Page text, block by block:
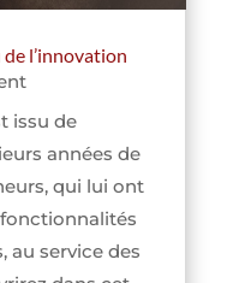
l’innovation
issu de
années de
qui lui ont
au service des